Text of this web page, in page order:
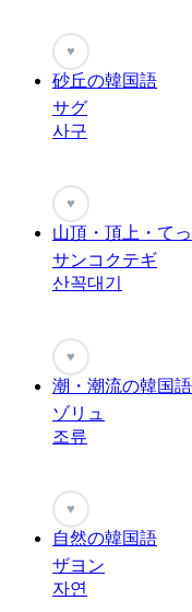
♥
砂丘の韓国語
サグ
사구
♥
山頂・頂上・て
サンコクテギ
산꼭대기
♥
潮・潮流の韓国語
ゾリュ
조류
♥
自然の韓国語
ザヨン
자연